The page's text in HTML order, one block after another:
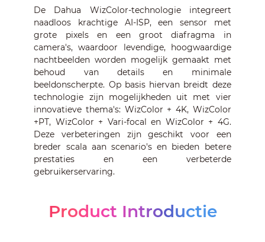
De Dahua WizColor-technologie integreert
naadloos krachtige AI-ISP, een sensor met
grote pixels en een groot diafragma in
camera's, waardoor levendige, hoogwaardige
nachtbeelden worden mogelijk gemaakt met
behoud van details en minimale
beeldonscherpte. Op basis hiervan breidt deze
technologie zijn mogelijkheden uit met vier
innovatieve thema's: WizColor + 4K, WizColor
+PT, WizColor + Vari-focal en WizColor + 4G.
Deze verbeteringen zijn geschikt voor een
breder scala aan scenario's en bieden betere
prestaties en een verbeterde
gebruikerservaring.
Product Introductie